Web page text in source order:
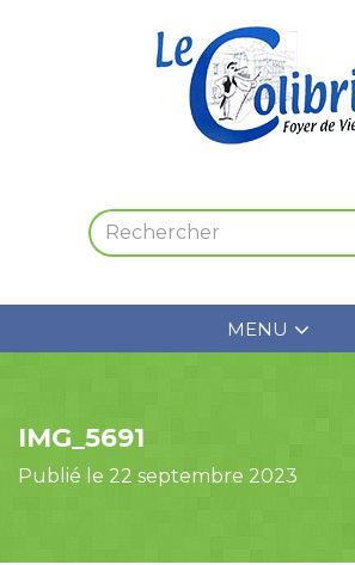
MENU
IMG_5691
Publié le 22 septembre 2023